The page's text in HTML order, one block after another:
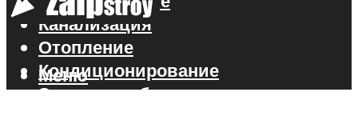
Канализация
Отопление
Кондиционирование
Электроснабжение
Меню